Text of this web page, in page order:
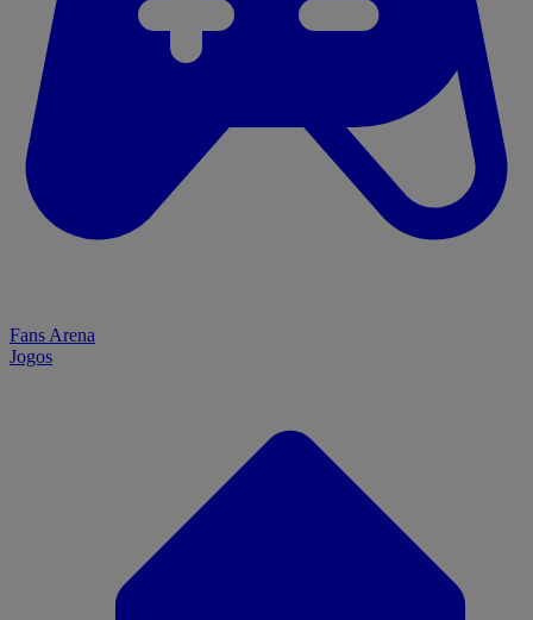
Fans Arena
Jogos